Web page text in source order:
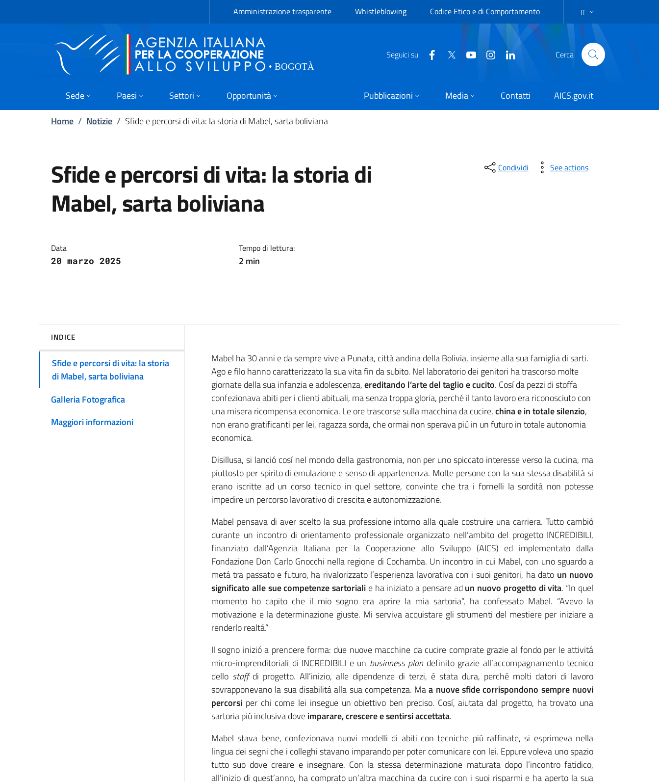
Amministrazione trasparente Whistleblowing Codice Etico e di Comportamento SCELTA DELLA LINGUA:IT
IT
Seguici su Cerca
Sede Paesi Settori Opportunità Pubblicazioni Media Contatti
AICS.gov.it
Home / Notizie / Sfide e percorsi di vita: la storia di Mabel, sarta boliviana
Sfide e percorsi di vita: la storia di
Mabel, sarta boliviana
Data
20 marzo 2025
Tempo di lettura:
2 min
Condividi See actions
INDICE
Sfide e percorsi di vita: la storia
di Mabel, sarta boliviana
Galleria Fotografica
Maggiori informazioni
Mabel ha 30 anni e da sempre vive a Punata, cittá andina della Bolivia, insieme alla sua famiglia di sarti.
Ago e filo hanno caratterizzato la sua vita fin da subito. Nel laboratorio dei genitori ha trascorso molte
giornate della sua infanzia e adolescenza,ereditando l’arte del taglio e cucito. Cosí da pezzi di stoffa
confezionava abiti per i clienti abituali, ma senza troppa gloria, perché il tanto lavoro era riconosciuto con
una misera ricompensa economica. Le ore trascorse sulla macchina da cucire,china e in totale silenzio,
non erano gratificanti per lei, ragazza sorda, che ormai non sperava piú in un futuro in totale autonomia
economica.
Disillusa, si lanció cosí nel mondo della gastronomia, non per uno spiccato interesse verso la cucina, ma
piuttosto per spirito di emulazione e senso di appartenenza. Molte persone con la sua stessa disabilitá si
erano iscritte ad un corso tecnico in quel settore, convinte che tra i fornelli la sorditá non potesse
impedire un percorso lavorativo di crescita e autonomizzazione.
Mabel pensava di aver scelto la sua professione intorno alla quale costruire una carriera. Tutto cambió
durante un incontro di orientamento professionale organizzato nell’ambito del progetto INCREDIBILI,
finanziato dall’Agenzia Italiana per la Cooperazione allo Sviluppo (AICS) ed implementato dalla
Fondazione Don Carlo Gnocchi nella regione di Cochamba. Un incontro in cui Mabel, con uno sguardo a
metá tra passato e futuro, ha rivalorizzato l’esperienza lavorativa con i suoi genitori, ha dato un nuovo
significato alle sue competenze sartoriali e ha iniziato a pensare ad un nuovo progetto di vita. “In quel
momento ho capito che il mio sogno era aprire la mia sartoria”, ha confessato Mabel. “Avevo la
motivazione e la determinazione giuste. Mi serviva acquistare gli strumenti del mestiere per iniziare a
renderlo realtá.”
Il sogno inizió a prendere forma: due nuove macchine da cucire comprate grazie al fondo per le attivitá
micro-imprenditoriali di INCREDIBILI e un businness plandefinito grazie all’accompagnamento tecnico
dello staffdi progetto. All’inizio, alle dipendenze di terzi, é stata dura, perché molti datori di lavoro
sovrapponevano la sua disabilitá alla sua competenza. Maa nuove sfide corrispondono sempre nuovi
percorsi per chi come lei insegue un obiettivo ben preciso. Cosí, aiutata dal progetto, ha trovato una
sartoria piú inclusiva doveimparare, crescere e sentirsi accettata.
Mabel stava bene, confezionava nuovi modelli di abiti con tecniche piú raffinate, si esprimeva nella
lingua dei segni che i colleghi stavano imparando per poter comunicare con lei. Eppure voleva uno spazio
tutto suo dove creare e insegnare. Con la stessa determinazione maturata dopo l’incontro fatidico,
all’inizio di quest’anno, ha comprato un’altra macchina da cucire con i suoi risparmi e ha aperto la sua